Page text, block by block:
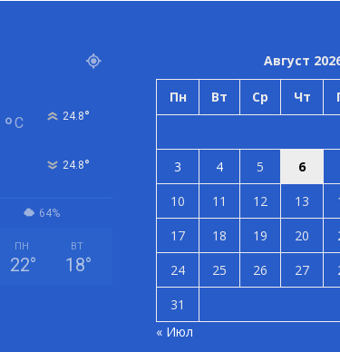
°C 24.8°
24.8°
64%
ПН
22°
ВТ
18°
Август
Пн Вт Ср Чт
3
4 5 6
10
11 12 13
17
18 19 20
24
25 26 27
31
« Июл